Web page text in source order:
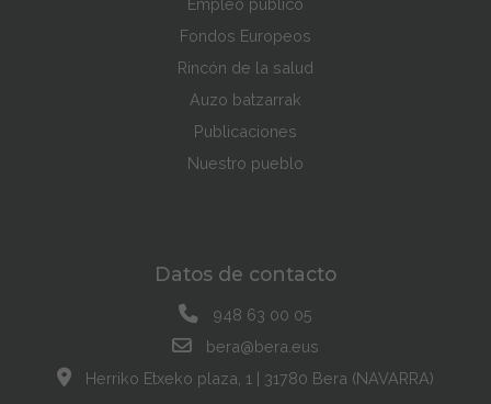
Fondos Europeos
Rincón de la salud
Auzo batzarrak
Publicaciones
Nuestro pueblo
Datos de contacto
948 63 00 05
bera@bera.eus
Herriko Etxeko plaza, 1 | 31780 Bera (NAVARRA)